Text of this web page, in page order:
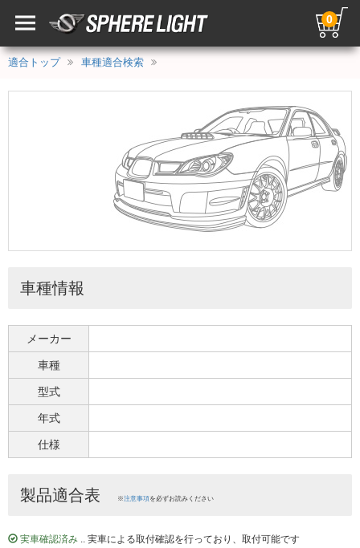
0
適合トップ 車種適合検索
車種情報
メーカー
車種
型式
年式
仕様
製品適合表 ※注意事項を必ずお読みください
実車確認済み .. 実車による取付確認を行っており、取付可能です